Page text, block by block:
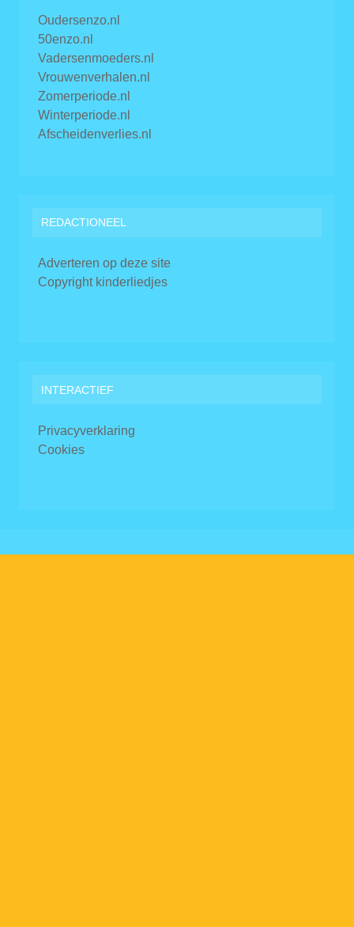
Oudersenzo.nl
50enzo.nl
Vadersenmoeders.nl
Vrouwenverhalen.nl
Zomerperiode.nl
Winterperiode.nl
Afscheidenverlies.nl
REDACTIONEEL
Adverteren op deze site
Copyright kinderliedjes
INTERACTIEF
Privacyverklaring
Cookies